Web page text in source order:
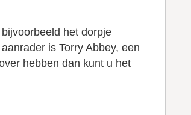
het dorpje
is Torry Abbey, een
hebben dan kunt u het